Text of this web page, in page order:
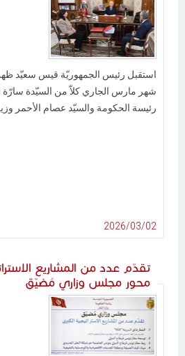
استقبل رئيس الجمهوريّة قيس سعيّد
شهر مارس الجاري كلاّ من السيّدة سارّة
رئيسة الحكومة والسيّد عصام الأحمر
2026/03/02
تقدّم عدد من المشاريع
محور مجلس وزاري مُضيّق